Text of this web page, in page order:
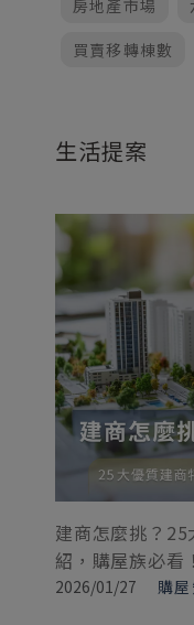
房地產市場
買賣移轉棟數
生活提案
建商怎麼挑？
紹，購屋族必看！
2026/01/27 購